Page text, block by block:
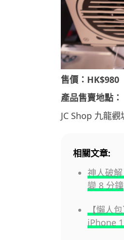
售價：HK$980
產品售賣地點：
JC Shop 九龍
相關文章:
神人破
變 8 分鐘
【懶人
iPhone